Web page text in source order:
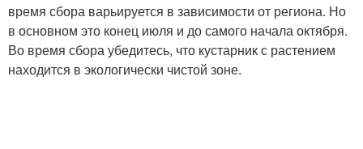
время сбора варьируется в зависимости от региона. Но
в основном это конец июля и до самого начала октября.
Во время сбора убедитесь, что кустарник с растением
находится в экологически чистой зоне.